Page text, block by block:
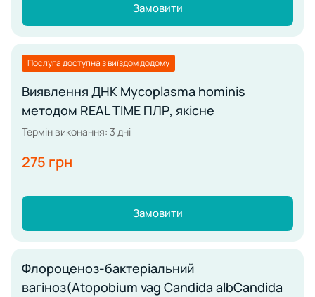
Замовити
Послуга доступна з виїздом додому
Виявлення ДНК Mycoplasma hominis
методом REAL TIME ПЛР, якісне
Термін виконання: 3 дні
275 грн
Замовити
Флороценоз-бактеріальний
вагіноз(Atopobium vag Candida albCandida